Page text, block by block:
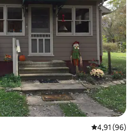
Prosječna
4,91 (96)